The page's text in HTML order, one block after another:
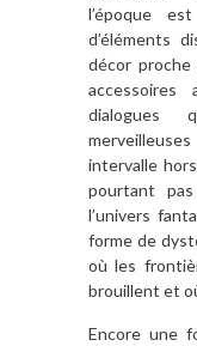
l’époque
d’éléments
décor proche
accessoires
dialogues
intervalle
pourtant
l’univers
forme de
où les
brouillent et
Encore une